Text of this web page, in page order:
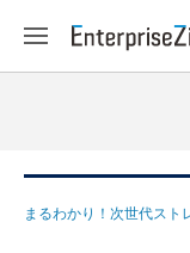
まるわかり！次世代スト